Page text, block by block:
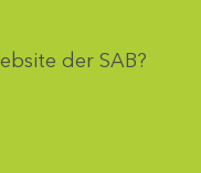
der SAB?